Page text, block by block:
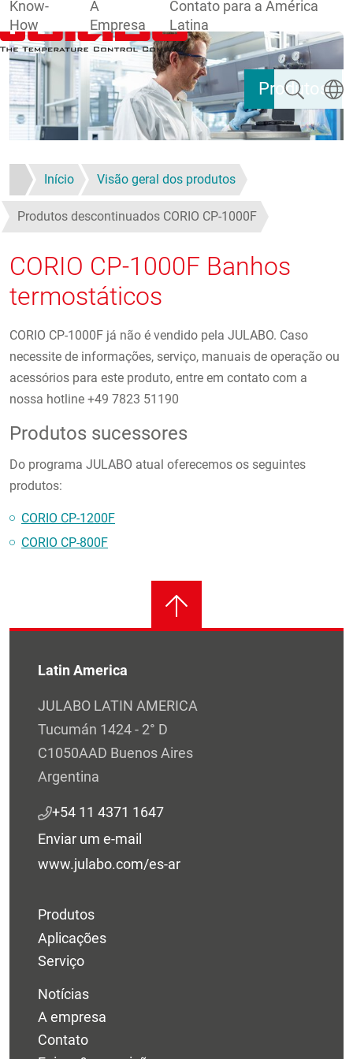
Pular para o conteúdo principal
Produtos
Know-
How
A
Empresa
Contato para a América
Latina
Pesquisar
Início Visão geral dos produtos
Produtos descontinuados CORIO CP-1000F
CORIO CP-1000F Banhos
termostáticos
CORIO CP-1000F já não é vendido pela JULABO. Caso
necessite de informações, serviço, manuais de operação ou
acessórios para este produto, entre em contato com a
nossa hotline +49 7823 51190
Produtos sucessores
Do programa JULABO atual oferecemos os seguintes
produtos:
CORIO CP-1200F
CORIO CP-800F
Latin America
JULABO LATIN AMERICA
Tucumán 1424 - 2° D
C1050AAD Buenos Aires
Argentina
+54 11 4371 1647
Enviar um e-mail
www.julabo.com/es-ar
Produtos
Aplicações
Serviço
Notícias
A empresa
Contato